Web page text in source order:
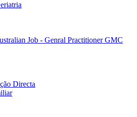
Job - Genral Practitioner GMC
Directa